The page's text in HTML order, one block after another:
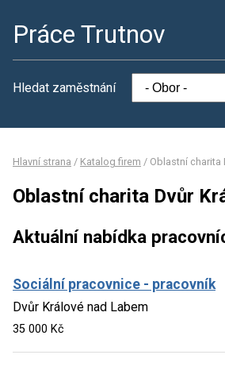
Práce Trutnov
Hledat zaměstnání
Hlavní strana / Katalog firem / Oblastní charita
Oblastní charita Dvůr
Aktuální nabídka
Sociální pracovnice - pracovník
Dvůr Králové nad Labem
35 000 Kč